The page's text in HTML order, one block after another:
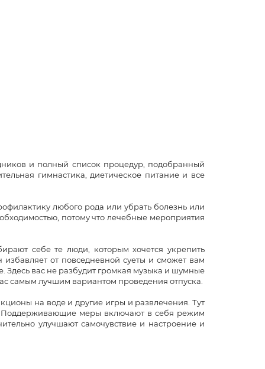
и полный список процедур, подобранный
гимнастика, диетическое питание и все
любого рода или убрать болезнь или
потому что лечебные мероприятия
себе те люди, которым хочется укрепить
от повседневной суеты и сможет вам
Здесь вас не разбудит громкая музыка и шумные
самым лучшим вариантом проведения отпуска.
на воде и другие игры и развлечения. Тут
Поддерживающие меры включают в себя режим
улучшают самочувствие и настроение и